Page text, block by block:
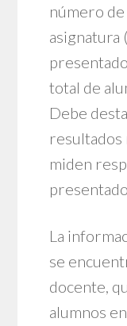
número
asignatura
total de
Debe
resultados
miden
La
se
docente,
alumnos